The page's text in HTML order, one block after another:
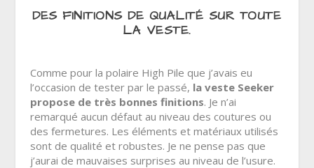
DES FINITIONS DE QUALITÉ SUR TOUTE
LA VESTE.
Comme pour la polaire High Pile que j’avais eu
l’occasion de tester par le passé, la veste Seeker
propose de très bonnes finitions. Je n’ai
remarqué aucun défaut au niveau des coutures ou
des fermetures. Les éléments et matériaux utilisés
sont de qualité et robustes. Je ne pense pas que
j’aurai de mauvaises surprises au niveau de l’usure.